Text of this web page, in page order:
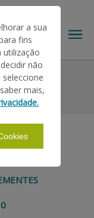
Certificadas
a sua
fins
utilização
não
mais,